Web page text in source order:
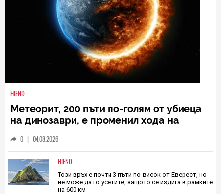
HIEND
Метеорит, 200 пъти по-голям от убиеца
на динозаври, е променил хода на
0 | 04.08.2026
HIEND
Този връх е почти 3 пъти по-висок от Еверест, но
не може да го усетите, защото се издига в рамките
на 600 км